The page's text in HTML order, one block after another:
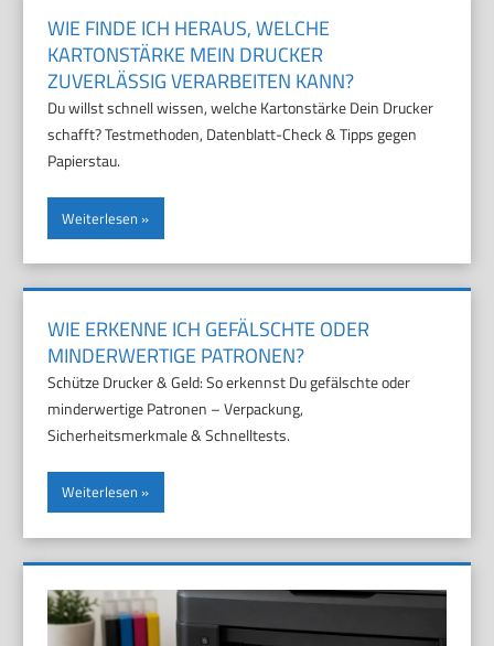
WIE FINDE ICH HERAUS, WELCHE
KARTONSTÄRKE MEIN DRUCKER
ZUVERLÄSSIG VERARBEITEN KANN?
Du willst schnell wissen, welche Kartonstärke Dein Drucker
schafft? Testmethoden, Datenblatt-Check & Tipps gegen
Papierstau.
Weiterlesen
WIE ERKENNE ICH GEFÄLSCHTE ODER
MINDERWERTIGE PATRONEN?
Schütze Drucker & Geld: So erkennst Du gefälschte oder
minderwertige Patronen – Verpackung,
Sicherheitsmerkmale & Schnelltests.
Weiterlesen